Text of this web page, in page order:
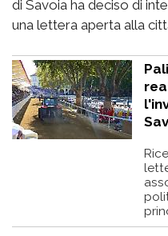
di Savoia ha deciso di
una lettera aperta alla